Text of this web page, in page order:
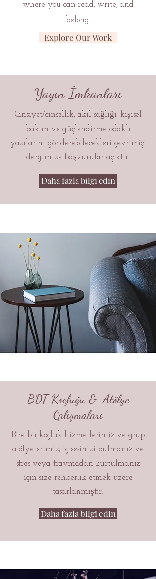
where you can read, write, and
belong.
Explore Our Work
Yayın İmkanları
Cinsiyet/cinsellik, akıl sağlığı, kişisel
bakım ve güçlendirme odaklı
yazılarını gönderebilecekleri çevrimiçi
dergimize başvurular açıktır.
Daha fazla bilgi edin
BDT Koçluğu & Atölye
Çalışmaları
Bire bir koçluk hizmetlerimiz ve grup
atölyelerimiz, iç sesinizi bulmanız ve
stres veya travmadan kurtulmanız
için size rehberlik etmek üzere
tasarlanmıştır.
Daha fazla bilgi edin